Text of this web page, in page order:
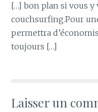
[…] bon plan si vous y
couchsurfing.Pour
permettra
toujours […]
Laisser un